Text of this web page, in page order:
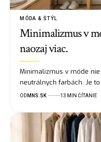
MÓDA & ŠTÝL
Minimalizmus v
naozaj viac.
Minimalizmus v móde
neutrálnych farbách. Je
OD MNS.SK 13 MIN ČÍTANIE